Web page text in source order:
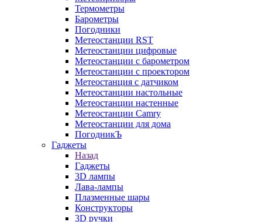
Термометры
Барометры
Погодники
Метеостанции RST
Метеостанции цифровые
Метеостанции с барометром
Метеостанции с проектором
Метеостанция с датчиком
Метеостанции настольные
Метеостанции настенные
Метеостанции Camry
Метеостанции для дома
ПогодникЪ
Гаджеты
Назад
Гаджеты
3D лампы
Лава-лампы
Плазменные шары
Конструкторы
3D ручки